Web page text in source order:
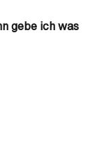
gebe ich was